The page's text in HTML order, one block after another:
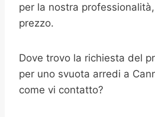
per la nostra
prezzo.
Dove trovo la richiesta del
per uno svuota arredi a
come vi contatto?